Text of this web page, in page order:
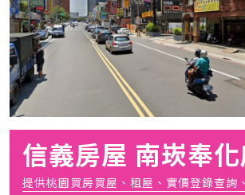
信義房屋 南崁奉
提供桃園買房買屋、租屋、實價登錄查詢